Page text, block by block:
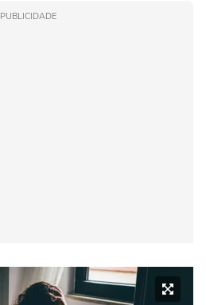
PUBLICIDADE